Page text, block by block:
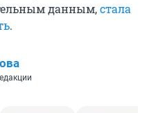
данным,стала
.